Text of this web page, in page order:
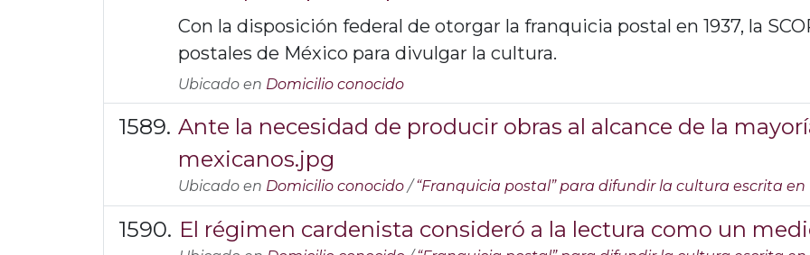
Con la disposición federal de otorgar la franquicia postal en 1937, la
postales de México para divulgar la cultura.
Ubicado en Domicilio conocido
Ante la necesidad de producir obras al alcance de la
mexicanos.jpg
Ubicado en Domicilio conocido /“Franquicia postal” para difundir la cultura escrita en
El régimen cardenista consideró a la lectura como un